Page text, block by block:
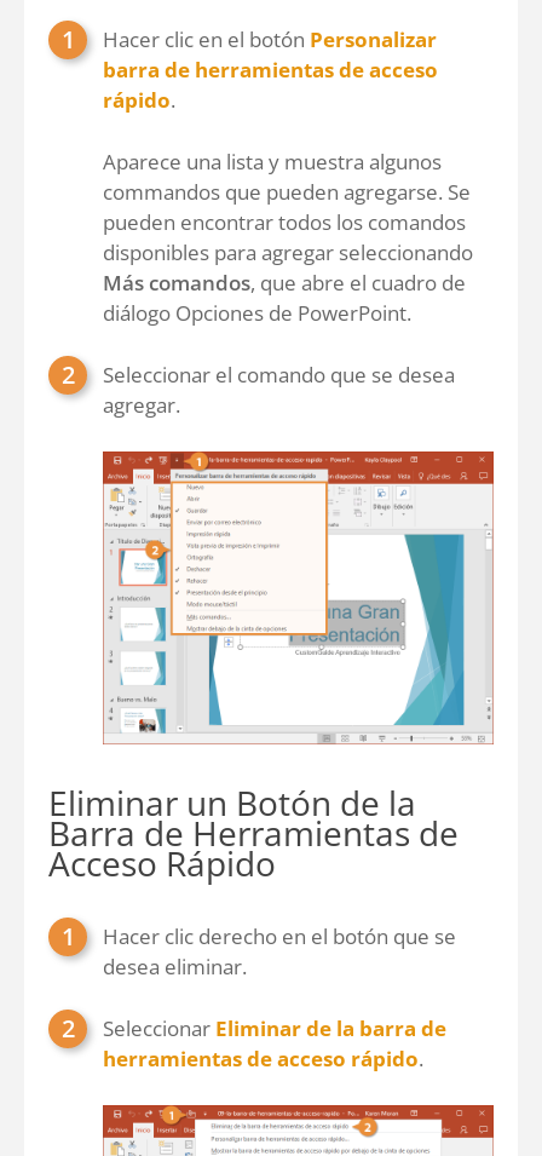
Hacer clic en el botón Personalizar
barra de herramientas de acceso
rápido.
Aparece una lista y muestra algunos
commandos que pueden agregarse. Se
pueden encontrar todos los comandos
disponibles para agregar seleccionando
Más comandos, que abre el cuadro de
diálogo Opciones de PowerPoint.
Seleccionar el comando que se desea
agregar.
Eliminar un Botón de la
Barra de Herramientas de
Acceso Rápido
Hacer clic derecho en el botón que se
desea eliminar.
Seleccionar Eliminar de la barra de
herramientas de acceso rápido.